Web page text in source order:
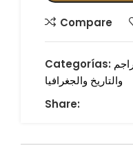
Compare
Categorías:
والتاريخ والجغرافيا
Share: